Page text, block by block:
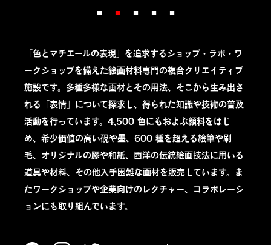
「色とマチエールの表現」を追求するショップ・ラボ・ワ
ークショップを備えた絵画材料専門の複合クリエイティブ
施設です。多種多様な画材とその用法、そこから生み出さ
れる「表情」について探求し、得られた知識や技術の普及
活動を行っています。4,500 色にもおよぶ顔料をはじ
め、希少価値の高い硯や墨、600 種を超える絵筆や刷
毛、オリジナルの膠や和紙、西洋の伝統絵画技法に用いる
道具や材料、その他入手困難な画材を販売しています。ま
たワークショップや企業向けのレクチャー、コラボレーシ
ョンにも取り組んでいます。